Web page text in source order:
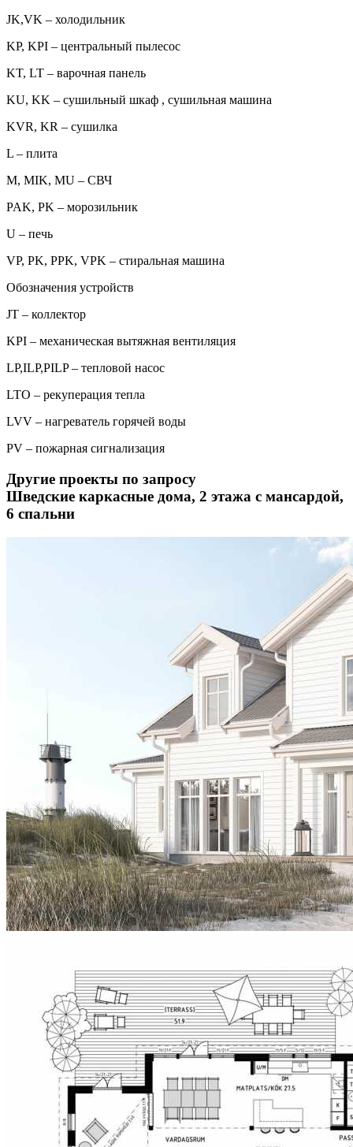
JK,VK – холодильник
KP, KPI – центральный пылесос
KT, LT – варочная панель
KU, KK – сушильный шкаф , сушильная машина
KVR, KR – сушилка
L – плита
M, MIK, MU – СВЧ
PAK, PK – морозильник
U – печь
VP, PK, PPK, VPK – стиральная машина
Обозначения устройств
JT – коллектор
KPI – механическая вытяжная вентиляция
LP,ILP,PILP – тепловой насос
LTO – рекуперация тепла
LVV – нагреватель горячей воды
PV – пожарная сигнализация
Другие проекты по запросу
Шведские каркасные дома, 2 этажа с мансардой,
6 спальни